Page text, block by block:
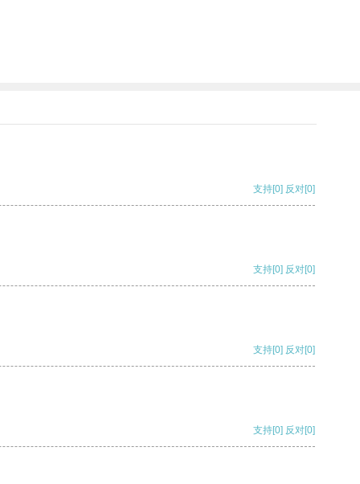
支持[0] 反对[0]
支持[0] 反对[0]
支持[0] 反对[0]
支持[0] 反对[0]